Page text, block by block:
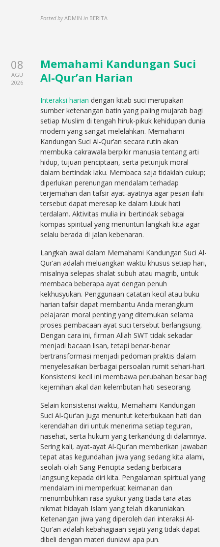
Posted by ADMIN in BERITA
08
AGU
2026
Memahami Kandungan Suci
Al-Qur’an Harian
Interaksi harian dengan kitab suci merupakan
sumber ketenangan batin yang paling mujarab bagi
setiap Muslim di tengah hiruk-pikuk kehidupan dunia
modern yang sangat melelahkan. Memahami
Kandungan Suci Al-Qur’an secara rutin akan
membuka cakrawala berpikir manusia tentang arti
hidup, tujuan penciptaan, serta petunjuk moral
dalam bertindak laku. Membaca saja tidaklah cukup;
diperlukan perenungan mendalam terhadap
terjemahan dan tafsir ayat-ayatnya agar pesan ilahi
tersebut dapat meresap ke dalam lubuk hati
terdalam. Aktivitas mulia ini bertindak sebagai
kompas spiritual yang menuntun langkah kita agar
selalu berada di jalan kebenaran.
Langkah awal dalam Memahami Kandungan Suci Al-
Qur’an adalah meluangkan waktu khusus setiap hari,
misalnya selepas shalat subuh atau magrib, untuk
membaca beberapa ayat dengan penuh
kekhusyukan. Penggunaan catatan kecil atau buku
harian tafsir dapat membantu Anda merangkum
pelajaran moral penting yang ditemukan selama
proses pembacaan ayat suci tersebut berlangsung.
Dengan cara ini, firman Allah SWT tidak sekadar
menjadi bacaan lisan, tetapi benar-benar
bertransformasi menjadi pedoman praktis dalam
menyelesaikan berbagai persoalan rumit sehari-hari.
Konsistensi kecil ini membawa perubahan besar bagi
kejernihan akal dan kelembutan hati seseorang.
Selain konsistensi waktu, Memahami Kandungan
Suci Al-Qur’an juga menuntut keterbukaan hati dan
kerendahan diri untuk menerima setiap teguran,
nasehat, serta hukum yang terkandung di dalamnya.
Sering kali, ayat-ayat Al-Qur’an memberikan jawaban
tepat atas kegundahan jiwa yang sedang kita alami,
seolah-olah Sang Pencipta sedang berbicara
langsung kepada diri kita. Pengalaman spiritual yang
mendalam ini memperkuat keimanan dan
menumbuhkan rasa syukur yang tiada tara atas
nikmat hidayah Islam yang telah dikaruniakan.
Ketenangan jiwa yang diperoleh dari interaksi Al-
Qur’an adalah kebahagiaan sejati yang tidak dapat
dibeli dengan materi duniawi apa pun.